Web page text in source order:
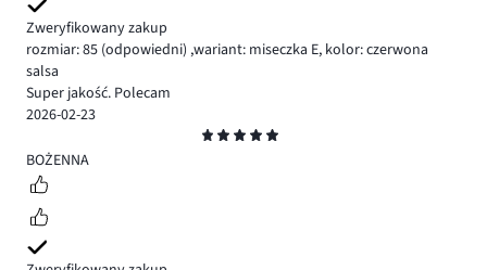
Zweryfikowany zakup
rozmiar: 85 (odpowiedni) ,wariant: miseczka E, kolor: czerwona
salsa
Super jakość. Polecam
2026-02-23
5
BOŻENNA